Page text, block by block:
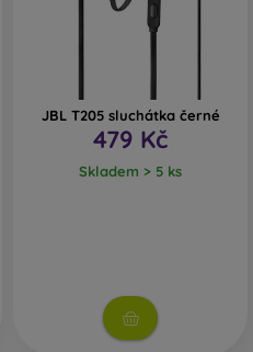
JBL T205 sluchátka černé
479 Kč
Skladem > 5 ks